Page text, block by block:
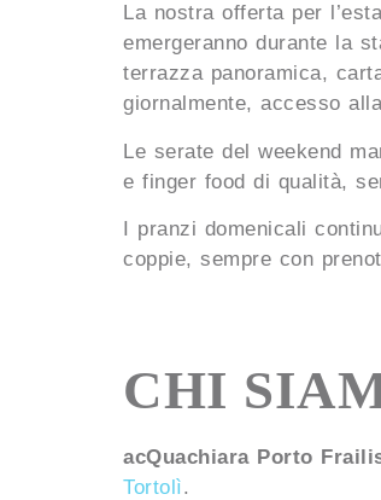
La nostra offerta per
emergeranno durante la
terrazza panoramica,
giornalmente, accesso
Le serate del weekend
e finger food di qualità,
I pranzi domenicali
coppie, sempre con
CHI
acQuachiara Porto
Tortolì.